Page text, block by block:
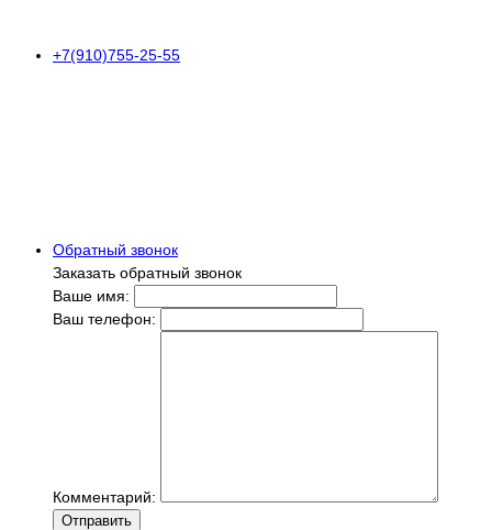
+7(910)755-25-55
Обратный звонок
Заказать обратный звонок
Ваше имя:
Ваш телефон:
Комментарий:
Отправить